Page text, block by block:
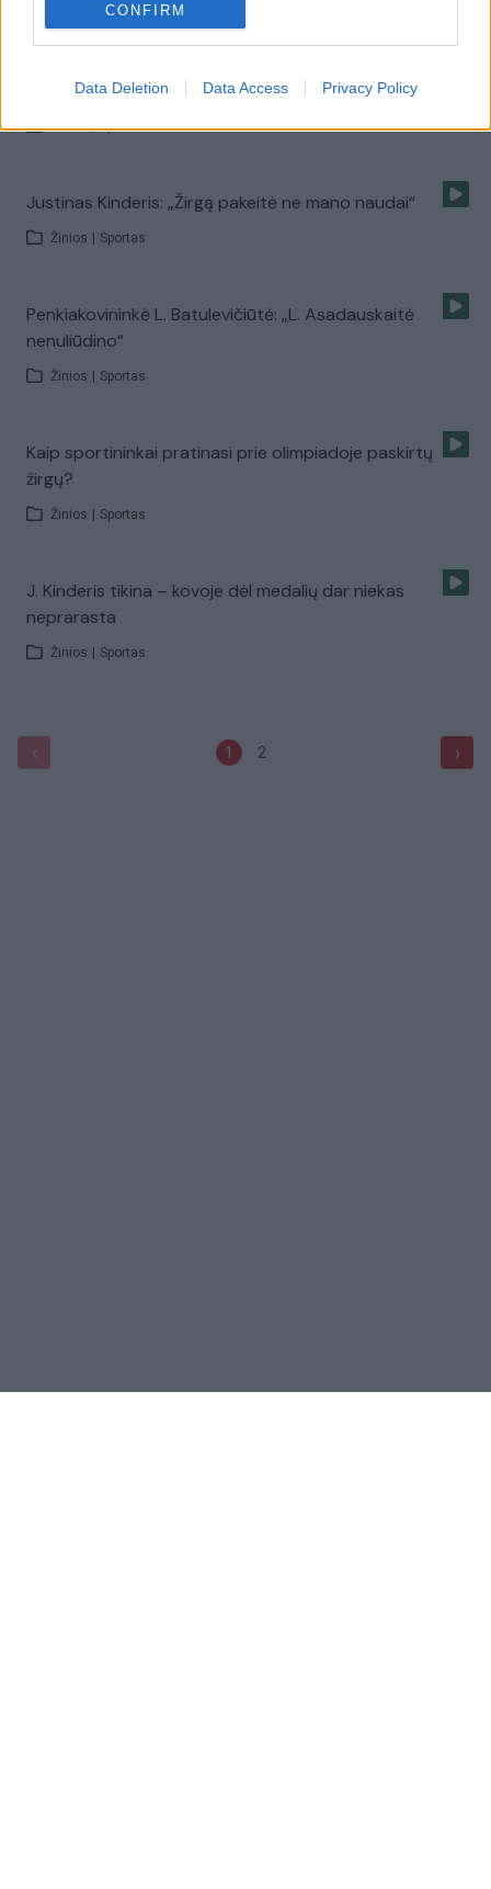
CONFIRM
Data Deletion Data Access Privacy Policy
rungtyse?
Žinios | Sportas
Justinas Kinderis: „Žirgą pakeitė ne mano naudai“
Žinios Sportas
Penkiakovininkė L. Batulevičiūtė: „L. Asadauskaitė
nenuliūdino“
Žinios Sportas
Kaip sportininkai pratinasi prie olimpiadoje paskirtų
žirgų?
Žinios Sportas
J. Kinderis tikina – kovoje dėl medalių dar niekas
neprarasta
Žinios Sportas
‹ 1 2 ›